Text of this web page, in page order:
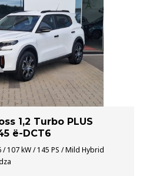
1,2 Turbo PLUS
ë-DCT6
/ 107 kW / 145 PS / Mild Hybrid